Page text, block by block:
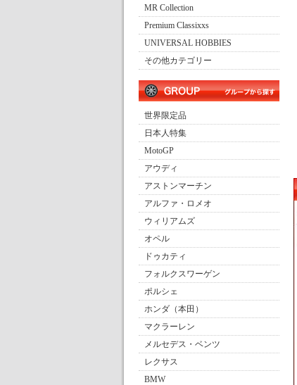
MR Collection
Premium Classixxs
UNIVERSAL HOBBIES
その他カテゴリー
世界限定品
日本人特集
MotoGP
アウディ
アストンマーチン
アルファ・ロメオ
ウィリアムズ
オペル
ドゥカティ
フォルクスワーゲン
ポルシェ
ホンダ（本田）
マクラーレン
メルセデス・ベンツ
レクサス
BMW